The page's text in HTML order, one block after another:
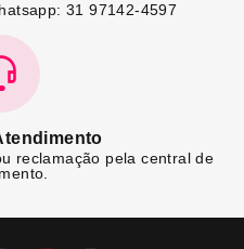
31 97142-4597
reclamação pela central de